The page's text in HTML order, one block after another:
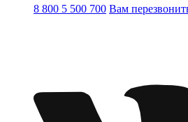
8 800 5 500 700 Вам